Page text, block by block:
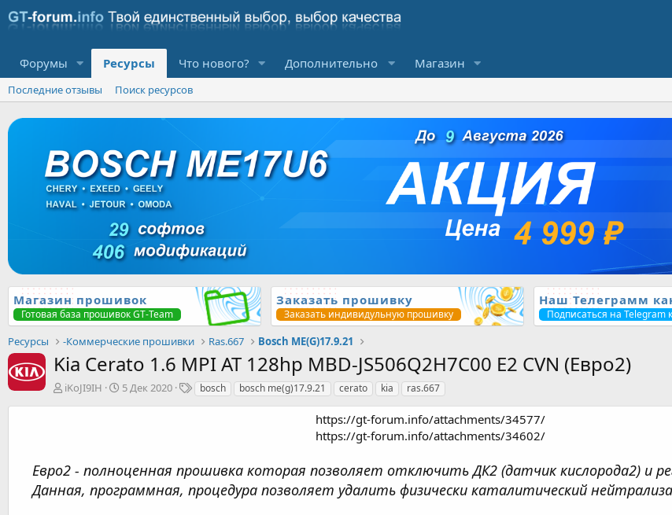
Форумы Ресурсы Что нового? Дополнительно Магазин
Последние отзывы Поиск ресурсов
Магазин прошивок
Готовая база прошивок GT-Team
Заказать прошивку
Заказать индивидульную прошивку
Наш Телеграмм
Подписаться на Telegram
Ресурсы -Коммерческие прошивки Ras.667 Bosch ME(G)17.9.21
Kia Cerato 1.6 MPI AT 128hp MBD-JS506Q2H7C00 Е2 CVN (Евро2)
А
iKoJI9IH
Д
з
д
а
5 Дек 2020
Тbosch bosch me(g)17.9.21 cerato kia ras.667
https://gt-forum.info/attachments/34577/
https://gt-forum.info/attachments/34602/​
Евро2 - полноценная прошивка которая позволяет отключить ДК2 (датчик кислорода2) и
Данная, программная, процедура позволяет удалить физически каталитический